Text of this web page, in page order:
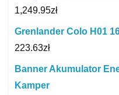
1,249.95zł
Grenlander Colo H01
223.63zł
Banner Akumulator
Kamper